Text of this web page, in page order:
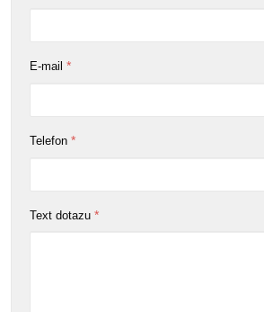
E-mail *
Telefon *
Text dotazu *